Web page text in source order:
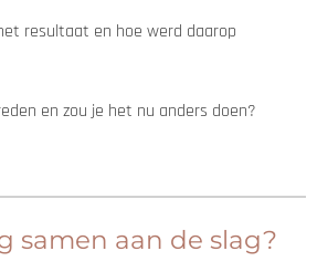
resultaat en hoe werd daarop
en zou je het nu anders doen?
samen aan de slag?